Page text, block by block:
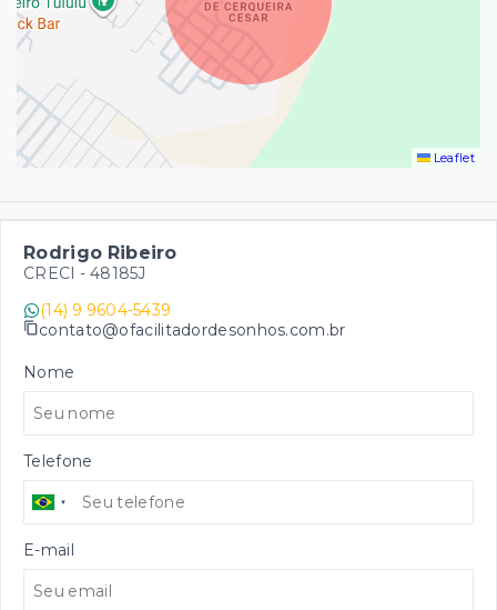
Leaflet
Rodrigo Ribeiro
CRECI - 48185J
(14) 9 9604-5439
contato@ofacilitadordesonhos.com.br
Nome
Telefone
E-mail